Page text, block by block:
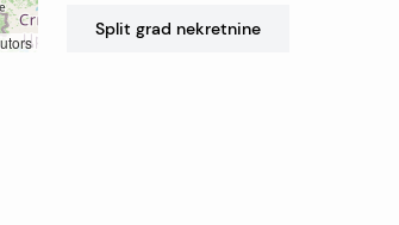
Split grad nekretnine